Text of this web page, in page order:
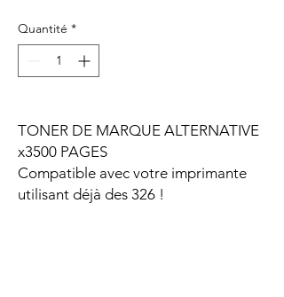
Quantité *
TONER DE MARQUE ALTERNATIVE
x3500 PAGES
Compatible avec votre imprimante
utilisant déjà des 326 !